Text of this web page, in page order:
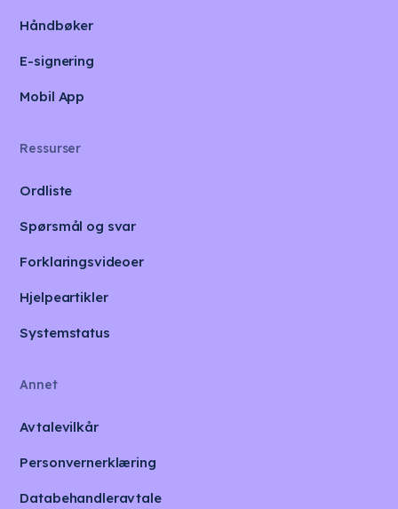
Håndbøker
E-signering
Mobil App
Ressurser
Ordliste
Spørsmål og svar
Forklaringsvideoer
Hjelpeartikler
Systemstatus
Annet
Avtalevilkår
Personvernerklæring
Databehandleravtale